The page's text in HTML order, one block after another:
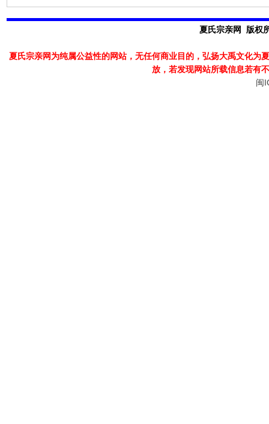
夏氏宗亲网 版权
夏氏宗亲网为纯属公益性的网站，无任何商业目的，弘扬大禹文化为
放，若发现网站所载信息若有
闽